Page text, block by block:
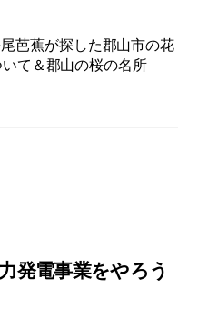
芭蕉が探した郡山市の花
て＆郡山の桜の名所
発電事業をやろう